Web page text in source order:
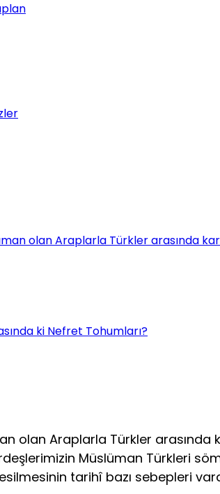
olan Araplarla Türkler arasında
ki Nefret Tohumları?
olan Araplarla Türkler arasında
Müslüman Türkleri
tarihî bazı sebepleri